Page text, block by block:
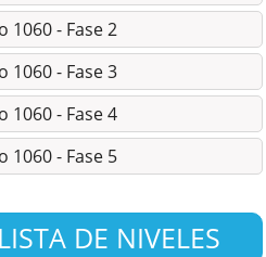
1060 - Fase 2
1060 - Fase 3
1060 - Fase 4
1060 - Fase 5
DE NIVELES